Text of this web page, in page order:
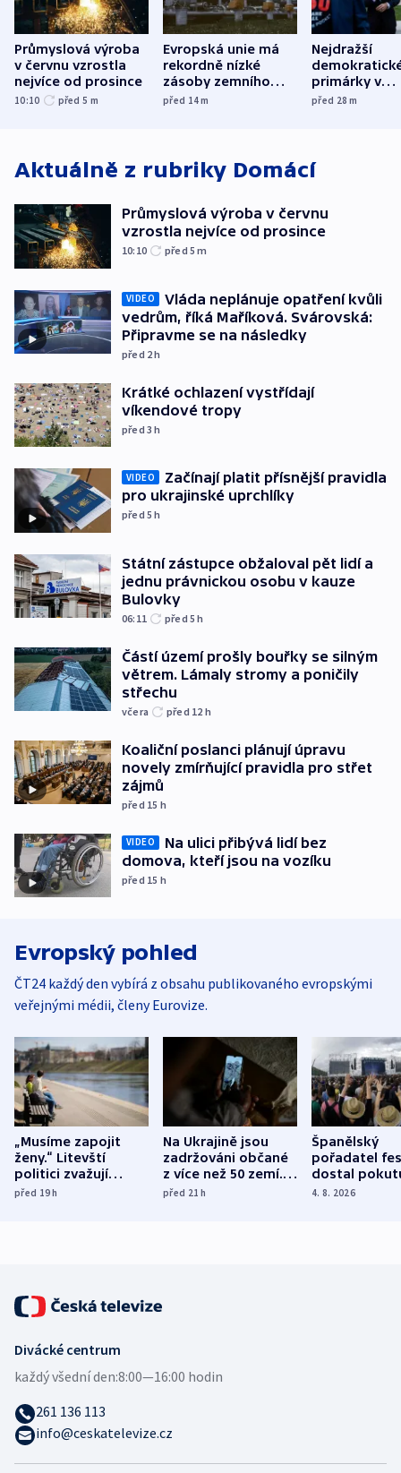
Průmyslová výroba
v červnu vzrostla
nejvíce od prosince
10:10 před 5 m
Evropská unie má
rekordně nízké
zásoby zemního
plynu
před 14m
Nejdražší
primárky v
Michiganu
před 28m
Aktuálně z rubriky Domácí
Průmyslová výroba v červnu
vzrostla nejvíce od prosince
10:10 před 5m
VIDEO
Vláda neplánuje opatření kvůli
vedrům, říká Maříková. Svárovská:
Připravme se na následky
před 2h
Krátké ochlazení vystřídají
víkendové tropy
před 3h
VIDEO
Začínají platit přísnější pravidla
pro ukrajinské uprchlíky
před 5h
Státní zástupce obžaloval pět lidí a
jednu právnickou osobu v kauze
Bulovky
06:11 před 5h
Částí území prošly bouřky se silným
větrem. Lámaly stromy a poničily
střechu
včera před 12 h
Koaliční poslanci plánují úpravu
novely zmírňující pravidla pro střet
zájmů
před 15 h
VIDEO
Na ulici přibývá lidí bez
domova, kteří jsou na vozíku
před 15 h
Evropský pohled
ČT24 každý den vybírá z obsahu publikovaného evropskými
veřejnými médii, členy Eurovize.
„Musíme zapojit
ženy.“ Litevští
politici zvažují
dohodu o
před 19h
Na Ukrajině jsou
zadržováni občané
z více než 50 zemí.
Bojovali na straně
před 21h
Španělský
pořadatel
dostal
nekalé
4. 8. 2026
Divácké centrum
každý všední den:8:00—16:00 hodin
261 136 113
info@ceskatelevize.cz